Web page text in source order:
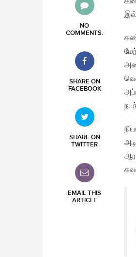
NO
COMMENTS.
SHARE ON
FACEBOOK
SHARE ON
TWITTER
EMAIL THIS
ARTICLE